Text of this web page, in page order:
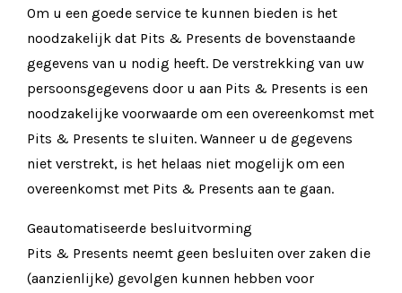
Om u een goede service te kunnen bieden is het
noodzakelijk dat Pits & Presents de bovenstaande
gegevens van u nodig heeft. De verstrekking van uw
persoonsgegevens door u aan Pits & Presents is een
noodzakelijke voorwaarde om een overeenkomst met
Pits & Presents te sluiten. Wanneer u de gegevens
niet verstrekt, is het helaas niet mogelijk om een
overeenkomst met Pits & Presents aan te gaan.
Geautomatiseerde besluitvorming
Pits & Presents neemt geen besluiten over zaken die
(aanzienlijke) gevolgen kunnen hebben voor